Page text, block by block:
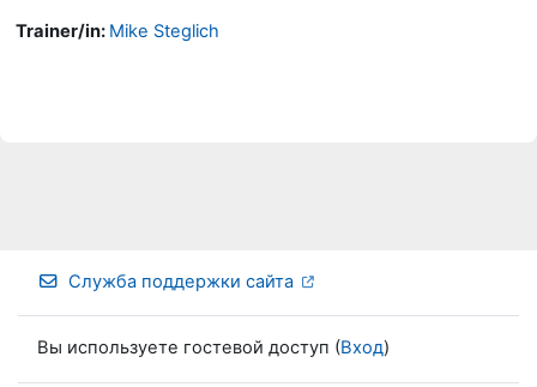
Trainer/in: Mike Steglich
Служба поддержки сайта
Вы используете гостевой доступ (Вход)